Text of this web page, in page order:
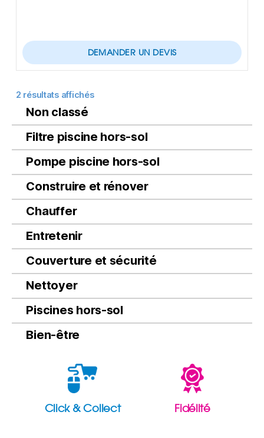
DEMANDER UN DEVIS
2 résultats affichés
Non classé
Filtre piscine hors-sol
Pompe piscine hors-sol
Construire et rénover
Chauffer
Entretenir
Couverture et sécurité
Nettoyer
Piscines hors-sol
Bien-être
Click & Collect Fidélité